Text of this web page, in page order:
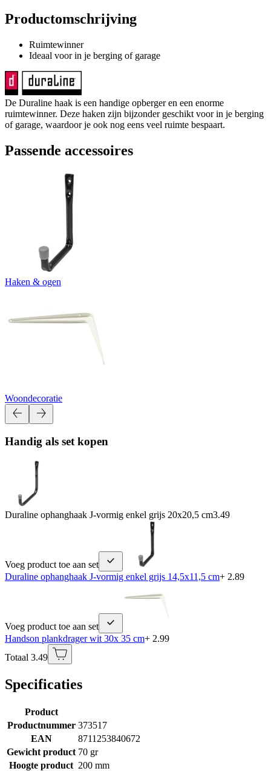
Productomschrijving
Ruimtewinner
Ideaal voor in je berging of garage
De Duraline haak is een handige opberger en een enorme
ruimtewinner. Deze haken zijn bijzonder geschikt voor in je berging
of garage, waardoor je ook nog eens veel ruimte bespaart.
Passende accessoires
Haken & ogen
Woondecoratie
Handig als set kopen
Duraline ophanghaak J-vormig enkel grijs 20x20,5 cm3.49
Voeg product toe aan set
Duraline ophanghaak J-vormig enkel grijs 14,5x11,5 cm+ 2.89
Voeg product toe aan set
Handson plankdrager wit 30x 35 cm+ 2.99
Totaal 3.49
Specificaties
Product
Productnummer 373517
EAN
8711253840672
Gewicht product 70 gr
Hoogte product 200 mm